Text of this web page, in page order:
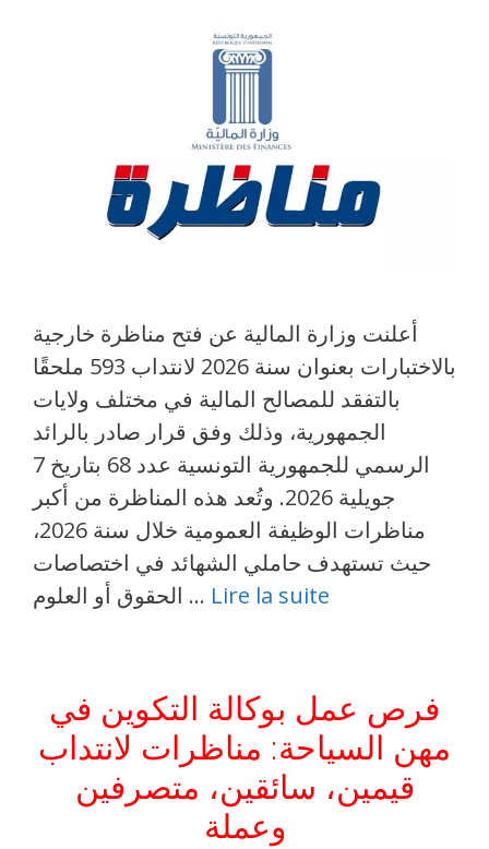
أعلنت وزارة المالية عن فتح مناظرة خارجية
بالاختبارات بعنوان سنة 2026 لانتداب 593 ملحقًا
بالتفقد للمصالح المالية في مختلف ولايات
الجمهورية، وذلك وفق قرار صادر بالرائد
الرسمي للجمهورية التونسية عدد 68 بتاريخ 7
جويلية 2026. وتُعد هذه المناظرة من أكبر
مناظرات الوظيفة العمومية خلال سنة 2026،
حيث تستهدف حاملي الشهائد في اختصاصات
الحقوق أو العلوم … Lire la suite
فرص عمل بوكالة التكوين في
مهن السياحة: مناظرات لانتداب
قيمين، سائقين، متصرفين
وعملة